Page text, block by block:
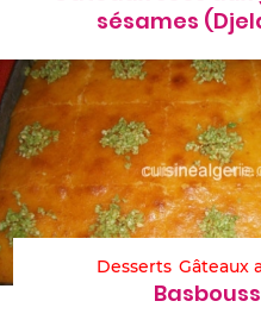
sésames
Desserts Gâteaux